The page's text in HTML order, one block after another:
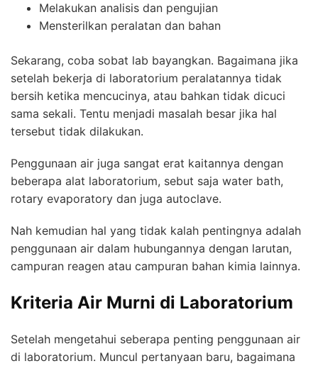
Melakukan analisis dan pengujian
Mensterilkan peralatan dan bahan
Sekarang, coba sobat lab bayangkan. Bagaimana jika
setelah bekerja di laboratorium peralatannya tidak
bersih ketika mencucinya, atau bahkan tidak dicuci
sama sekali. Tentu menjadi masalah besar jika hal
tersebut tidak dilakukan.
Penggunaan air juga sangat erat kaitannya dengan
beberapa alat laboratorium, sebut saja water bath,
rotary evaporatory dan juga autoclave.
Nah kemudian hal yang tidak kalah pentingnya adalah
penggunaan air dalam hubungannya dengan larutan,
campuran reagen atau campuran bahan kimia lainnya.
Kriteria Air Murni di Laboratorium
Setelah mengetahui seberapa penting penggunaan air
di laboratorium. Muncul pertanyaan baru, bagaimana